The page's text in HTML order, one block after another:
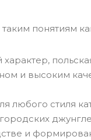
понятиям
и высоким
стиля
городских
и